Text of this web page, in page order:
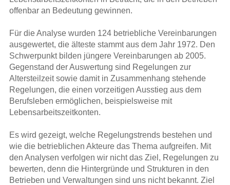
offenbar an Bedeutung gewinnen.
Für die Analyse wurden 124 betriebliche Vereinbarungen
ausgewertet, die älteste stammt aus dem Jahr 1972. Den
Schwerpunkt bilden jüngere Vereinbarungen ab 2005.
Gegenstand der Auswertung sind Regelungen zur
Altersteilzeit sowie damit in Zusammenhang stehende
Regelungen, die einen vorzeitigen Ausstieg aus dem
Berufsleben ermöglichen, beispielsweise mit
Lebensarbeitszeitkonten.
Es wird gezeigt, welche Regelungstrends bestehen und
wie die betrieblichen Akteure das Thema aufgreifen. Mit
den Analysen verfolgen wir nicht das Ziel, Regelungen zu
bewerten, denn die Hintergründe und Strukturen in den
Betrieben und Verwaltungen sind uns nicht bekannt. Ziel